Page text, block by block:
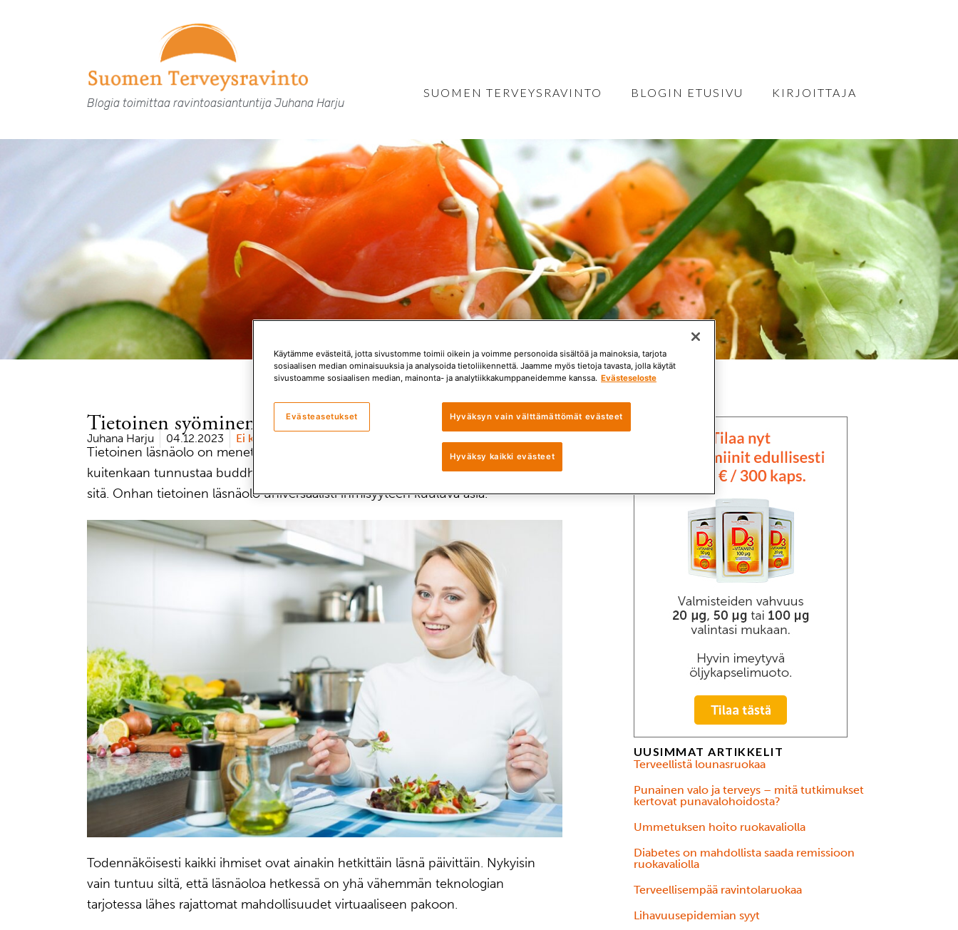
Blogia toimittaa ravintoasiantuntija Juhana Harju
SUOMEN TERVEYSRAVINTO BLOGIN ETUSIVU KIRJOITTAJA
Tietoinen syöminen parantaa ruokasuhdettamme
Juhana Harju 04.12.2023 Ei kommentteja
Tietoinen läsnäolo on menetelmänä peräisin zenbuddhalaisuudesta. Ei tarvitse
kuitenkaan tunnustaa buddhalaisuutta tai muutakaan uskontoa harjoittaakseen
sitä. Onhan tietoinen läsnäolo universaalisti ihmisyyteen kuuluva asia.
Todennäköisesti kaikki ihmiset ovat ainakin hetkittäin läsnä päivittäin. Nykyisin
vain tuntuu siltä, että läsnäoloa hetkessä on yhä vähemmän teknologian
tarjotessa lähes rajattomat mahdollisuudet virtuaaliseen pakoon.
UUSIMMAT ARTIKKELIT
Terveellistä lounasruokaa
Punainen valo ja terveys – mitä tutkimukset
kertovat punavalohoidosta?
Ummetuksen hoito ruokavaliolla
Diabetes on mahdollista saada remissioon
ruokavaliolla
Terveellisempää ravintolaruokaa
Lihavuusepidemian syyt
Käytämme evästeitä, jotta sivustomme toimii oikein ja voimme personoida sisältöä ja mainoksia, tarjota
sosiaalisen median ominaisuuksia ja analysoida tietoliikennettä. Jaamme myös tietoja tavasta, jolla käytät
sivustoamme sosiaalisen median, mainonta- ja analytiikkakumppaneidemme kanssa. Evästeseloste
Hyväksyn vain välttämättömät evästeet
Hyväksy kaikki evästeet
Evästeasetukset